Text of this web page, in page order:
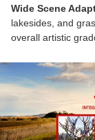
Wide Scene
lakesides, and
overall artistic